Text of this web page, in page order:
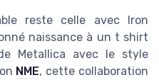
reste celle avec Iron
naissance à un t shirt
Metallica avec le style
NME, cette collaboration